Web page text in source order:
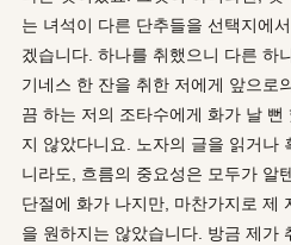
는 녀석이 다른 단추들을 선택지에
겠습니다. 하나를 취했으니 다른 하
기네스 한 잔을 취한 저에게 앞으로
끔 하는 저의 조타수에게 화가 날
지 않았다니요. 노자의 글을 읽거나
니라도, 흐름의 중요성은 모두가 알
단절에 화가 나지만, 마찬가지로 제
을 원하지는 않았습니다. 방금 제가